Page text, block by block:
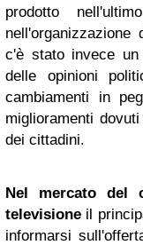
prodotto
c'è stato invece un
delle opinioni
cambiamenti in
miglioramenti
dei cittadini.
Nel mercato del
televisione il
informarsi